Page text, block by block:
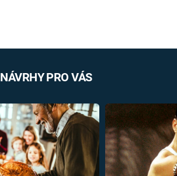
NÁVRHY PRO VÁS